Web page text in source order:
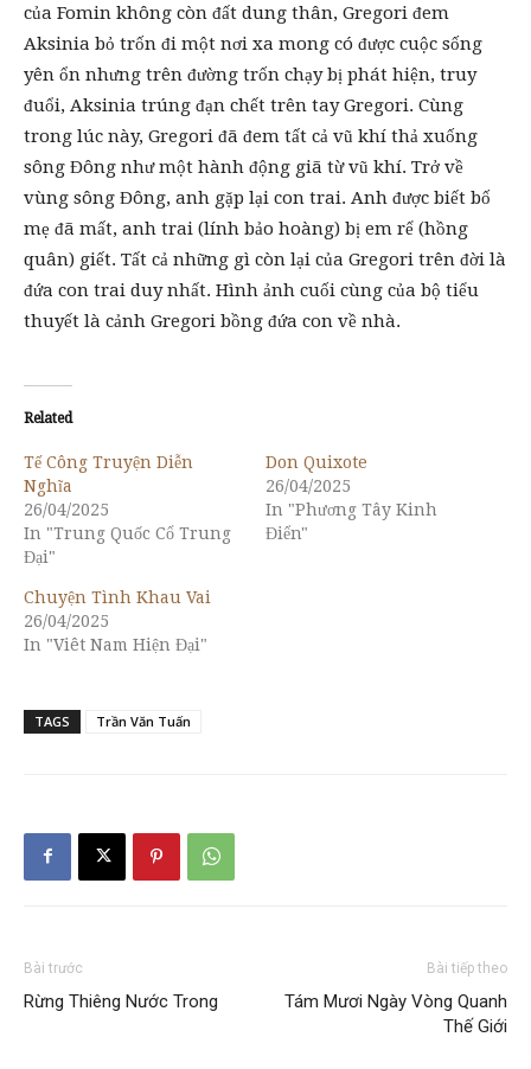
của Fomin không còn đất dung thân, Gregori đem
Aksinia bỏ trốn đi một nơi xa mong có được cuộc sống
yên ổn nhưng trên đường trốn chạy bị phát hiện, truy
đuổi, Aksinia trúng đạn chết trên tay Gregori. Cùng
trong lúc này, Gregori đã đem tất cả vũ khí thả xuống
sông Đông như một hành động giã từ vũ khí. Trở về
vùng sông Đông, anh gặp lại con trai. Anh được biết bố
mẹ đã mất, anh trai (lính bảo hoàng) bị em rể (hồng
quân) giết. Tất cả những gì còn lại của Gregori trên đời là
đứa con trai duy nhất. Hình ảnh cuối cùng của bộ tiểu
thuyết là cảnh Gregori bồng đứa con về nhà.
Related
Tế Công Truyện Diễn
Nghĩa
26/04/2025
In "Trung Quốc Cổ Trung
Đại"
Don Quixote
26/04/2025
In "Phương Tây Kinh
Điển"
Chuyện Tình Khau Vai
26/04/2025
In "Viêt Nam Hiện Đại"
TAGS Trần Văn Tuấn
Bài trước
Rừng Thiêng Nước Trong
Bài tiếp theo
Tám Mươi Ngày Vòng Quanh
Thế Giới